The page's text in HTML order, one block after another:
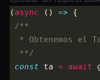
( async () => {
/**
* Obtenemos el
  **/
const ta = await